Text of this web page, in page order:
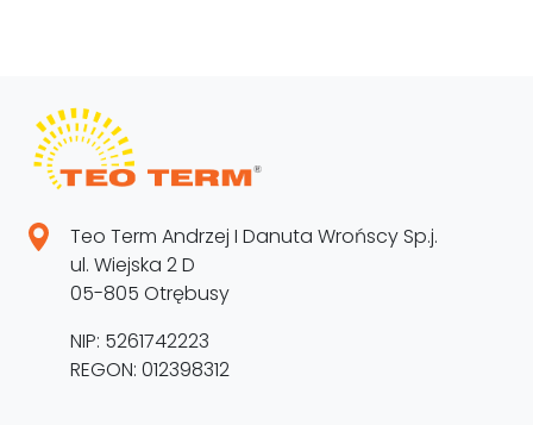
Teo Term Andrzej I Danuta Wrońscy Sp.j.
ul. Wiejska 2 D
05-805 Otrębusy
NIP: 5261742223
REGON: 012398312